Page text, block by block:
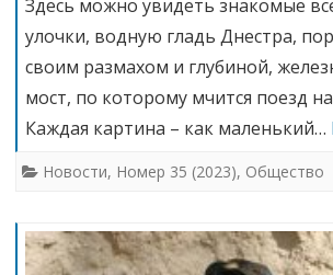
Здесь можно увидеть знакомые
улочки, водную гладь Днестра,
своим размахом и глубиной,
мост, по которому мчится поезд на
Каждая картина – как маленький…
Новости, Номер 35 (2023), Общество